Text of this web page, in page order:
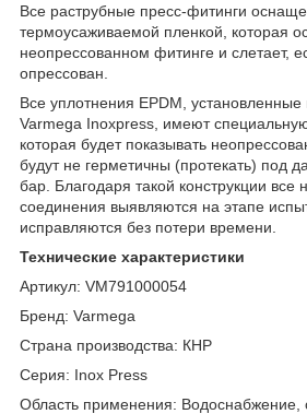
Все раструбные пресс-фитинги
термоусаживаемой пленкой, которая
неопрессованном фитинге и слетает,
опрессован.
Все уплотнения EPDM, установленные
Varmega Inoxpress, имеют специальную
которая будет показывать
будут не герметичны (протекать) под
бар. Благодаря такой конструкции все
соединения выявляются на этапе
исправляются без потери времени.
Технические характеристики
Артикул: VM791000054
Бренд: Varmega
Страна производства: КНР
Серия: Inox Press
Область применения: Водоснабжение,